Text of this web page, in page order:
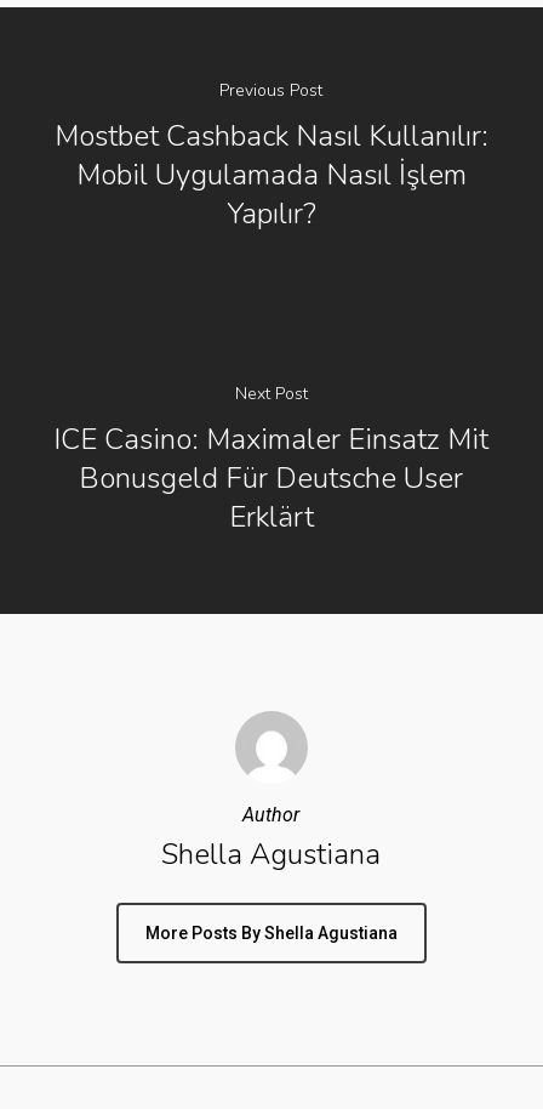
Previous Post
Mostbet Cashback Nasıl Kullanılır:
Mobil Uygulamada Nasıl İşlem
Yapılır?
Next Post
ICE Casino: Maximaler Einsatz Mit
Bonusgeld Für Deutsche User
Erklärt
Author
Shella Agustiana
More Posts By Shella Agustiana